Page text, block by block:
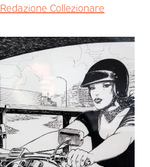
Redazione Collezionare